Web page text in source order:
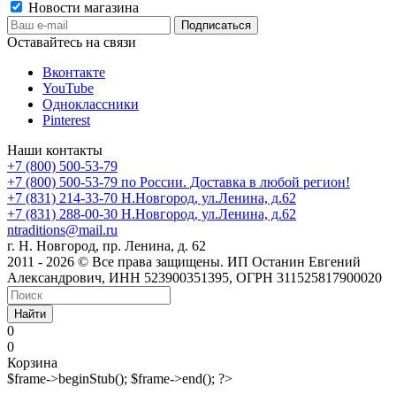
Новости магазина
Оставайтесь на связи
Вконтакте
YouTube
Одноклассники
Pinterest
Наши контакты
+7 (800) 500-53-79
+7 (800) 500-53-79 по России. Доставка в любой регион!
+7 (831) 214-33-70 Н.Новгород, ул.Ленина, д.62
+7 (831) 288-00-30 Н.Новгород, ул.Ленина, д.62
ntraditions@mail.ru
г. Н. Новгород, пр. Ленина, д. 62
2011 - 2026 © Все права защищены. ИП Останин Евгений
Александрович, ИНН 523900351395, ОГРН 311525817900020
Найти
0
0
Корзина
$frame->beginStub(); $frame->end(); ?>